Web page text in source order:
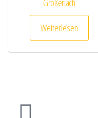
Großerlach
Weiterlesen